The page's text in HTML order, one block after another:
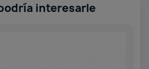
interesarle